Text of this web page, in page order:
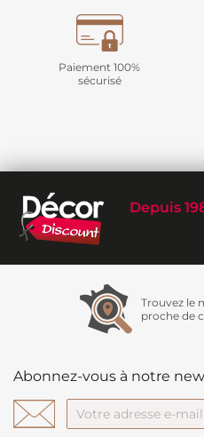
Paiement 100%
sécurisé
Depuis
Trouvez le
proche de
Abonnez-vous à notre